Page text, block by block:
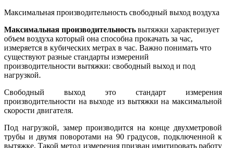
Максимальная производительность свободный выход воздуха
Максимальная производительность вытяжки характеризует
объем воздуха который она способна прокачать за час,
измеряется в кубических метрах в час. Важно понимать что
существуют разные стандарты измерений
производительности вытяжки: свободный выход и под
нагрузкой.
Свободный выход это стандарт измерения
производительности на выходе из вытяжки на максимальной
скорости двигателя.
Под нагрузкой, замер производится на конце двухметровой
трубы и двумя поворотами на 90 градусов, подключенной к
вытяжке. Такой метод измерения призван имитировать работу